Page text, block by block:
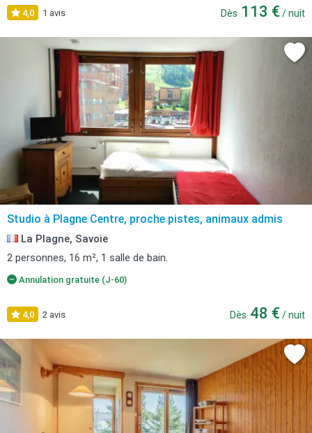
4,0 1 avis Dès 113 € / nuit
Studio à Plagne Centre, proche pistes, animaux admis
La Plagne, Savoie
2 personnes, 16 m², 1 salle de bain.
Annulation gratuite (J-60)
4,0 2 avis Dès 48 € / nuit